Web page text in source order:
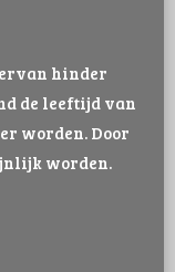
hinder
de leeftijd van
worden. Door
worden.